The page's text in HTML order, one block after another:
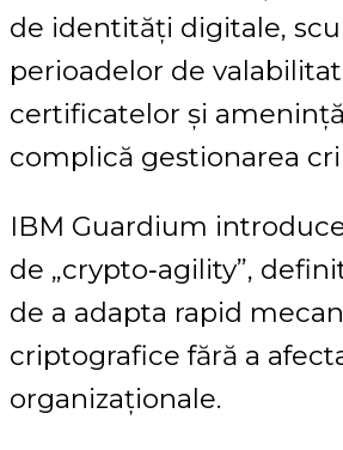
de identități digitale,
perioadelor de
certificatelor și
complică gestionarea
IBM Guardium
de „crypto‑agility”,
de a adapta rapid
criptografice fără a
organizaționale.